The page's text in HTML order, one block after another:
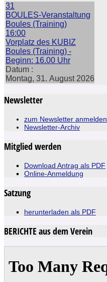
31
BOULES-Veranstaltung
Boules (Training)
16:00
Vorplatz des KUBIZ
Boules (Training) -
Beginn: 16.00 Uhr
Datum :
Montag, 31. August 2026
Newsletter
zum Newsletter anmelden
Newsletter-Archiv
Mitglied werden
Download Antrag als PDF
Online-Anmeldung
Satzung
herunterladen als PDF
BERICHTE aus dem Verein